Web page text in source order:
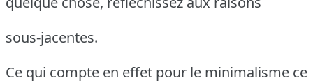
sous-jacentes.
Ce qui compte en effet pour le minimalisme ce